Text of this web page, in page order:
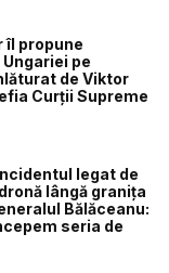
îl propune
pe
de Viktor
Curții Supreme
legat de
lângă granița
Bălăceanu:
seria de